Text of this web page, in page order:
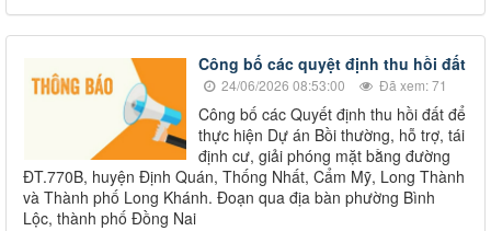
Công bố các quyệt định thu hồi đất
24/06/2026 08:53:00 Đã xem: 71
Công bố các Quyết định thu hồi đất để
thực hiện Dự án Bồi thường, hỗ trợ, tái
định cư, giải phóng mặt bằng đường
ĐT.770B, huyện Định Quán, Thống Nhất, Cẩm Mỹ, Long Thành
và Thành phố Long Khánh. Đoạn qua địa bàn phường Bình
Lộc, thành phố Đồng Nai